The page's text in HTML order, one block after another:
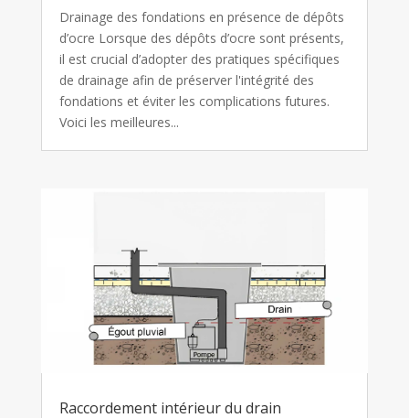
Drainage des fondations en présence de dépôts
d’ocre Lorsque des dépôts d’ocre sont présents,
il est crucial d’adopter des pratiques spécifiques
de drainage afin de préserver l'intégrité des
fondations et éviter les complications futures.
Voici les meilleures...
Raccordement intérieur du drain